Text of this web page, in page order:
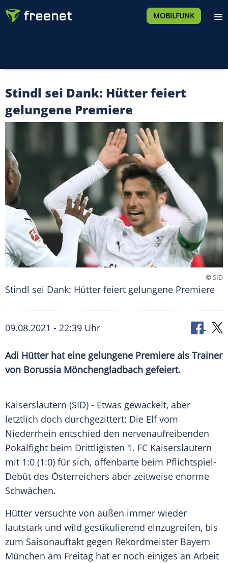
MOBILFUNK
Stindl sei Dank: Hütter feiert
gelungene Premiere
©SID
Stindl sei Dank: Hütter feiert gelungene Premiere
09.08.2021 - 22:39 Uhr
Adi Hütterhat eine gelungene Premiere als Trainer
von Borussia Mönchengladbach gefeiert.
Kaiserslautern (SID) - Etwas gewackelt, aber
letztlich doch durchgezittert: Die Elf vom
Niederrhein entschied den nervenaufreibenden
Pokalfight beim Drittligisten 1. FC Kaiserslautern
mit 1:0 (1:0) für sich, offenbarte beim Pflichtspiel-
Debüt des Österreichers aber zeitweise enorme
Schwächen.
Hütter versuchte von außen immer wieder
lautstark und wild gestikulierend einzugreifen, bis
zum Saisonauftakt gegen Rekordmeister Bayern
München am Freitag hat er noch einiges an Arbeit